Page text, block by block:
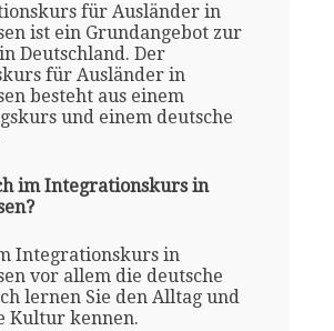
für Ausländer in
ist ein Grundangebot zur
Deutschland. Der
für Ausländer in
besteht aus einem
und einem deutsche
im Integrationskurs in
Integrationskurs in
vor allem die deutsche
lernen Sie den Alltag und
Kultur kennen.